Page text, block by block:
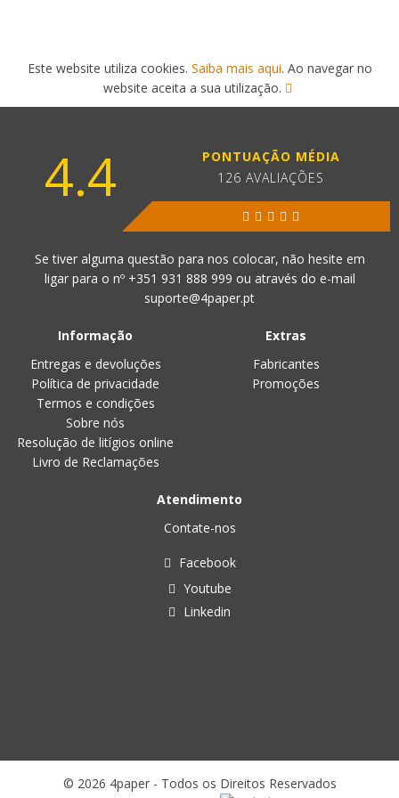
Este website utiliza cookies. Saiba mais aqui. Ao navegar no
website aceita a sua utilização.
4.4
PONTUAÇÃO MÉDIA
126 AVALIAÇÕES
Se tiver alguma questão para nos colocar, não hesite em
ligar para o nº +351 931 888 999 ou através do e-mail
suporte@4paper.pt
Informação
Entregas e devoluções
Política de privacidade
Termos e condições
Sobre nós
Resolução de litígios online
Livro de Reclamações
Extras
Fabricantes
Promoções
Atendimento
Contate-nos
Facebook
Youtube
Linkedin
© 2026 4paper - Todos os Direitos Reservados